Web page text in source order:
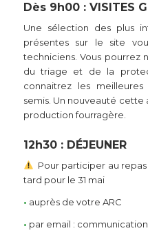
Dès 9h00 : VISITES
Une sélection des plus
présentes sur le site
techniciens. Vous pourrez
du triage et de la
connaitrez les
semis. Un nouveauté
production fourragère.
12h30 : DÉJEUNER
Pour participer au
tard pour le 31 mai
• auprès de votre ARC
• par email :